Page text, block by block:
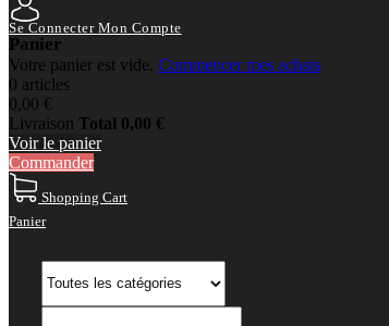
Se Connecter Mon Compte
Panier
Votre panier est vide. Commencer mes achats
0 articles
0,00 €
Livraison Total 0,00 €
Voir le panier
Commander
Shopping Cart
Panier